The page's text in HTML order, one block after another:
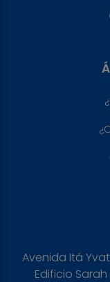
Avenida Itá
Edificio